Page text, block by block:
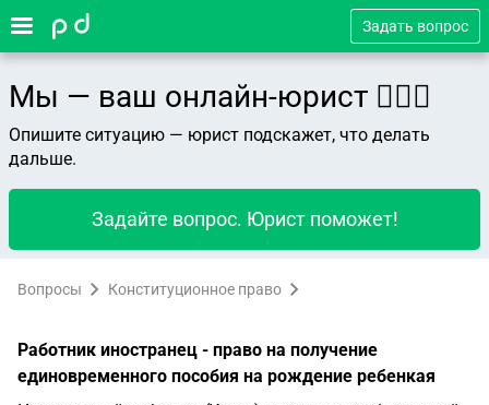
Задать вопрос
Мы — ваш онлайн-юрист 👨🏻‍⚖️
Опишите ситуацию — юрист подскажет, что делать
дальше.
Задайте вопрос. Юрист поможет!
Вопросы Конституционное право
Работник иностранец - право на получение
единовременного пособия на рождение ребенкая